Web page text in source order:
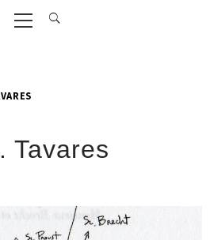
Primary
Menu
Tavares